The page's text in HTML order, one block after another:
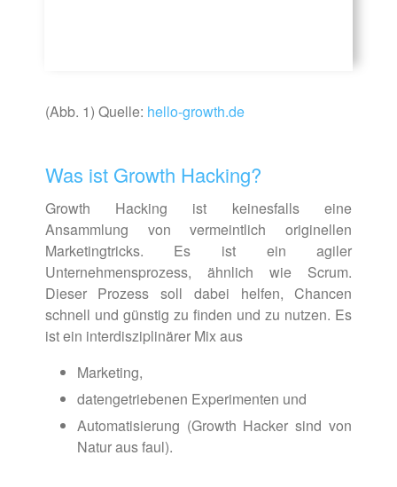
(Abb. 1) Quelle: hello-growth.de
Was ist Growth Hacking?
Growth Hacking ist keinesfalls eine
Ansammlung von vermeintlich originellen
Marketingtricks. Es ist ein agiler
Unternehmensprozess, ähnlich wie Scrum.
Dieser Prozess soll dabei helfen, Chancen
schnell und günstig zu finden und zu nutzen. Es
ist ein interdisziplinärer Mix aus
Marketing,
datengetriebenen Experimenten und
Automatisierung (Growth Hacker sind von
Natur aus faul).